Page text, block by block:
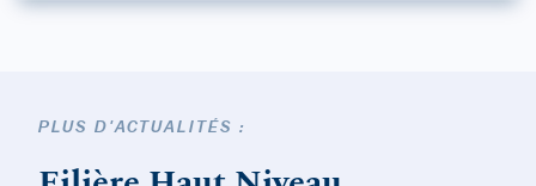
PLUS D'ACTUALITÉS :